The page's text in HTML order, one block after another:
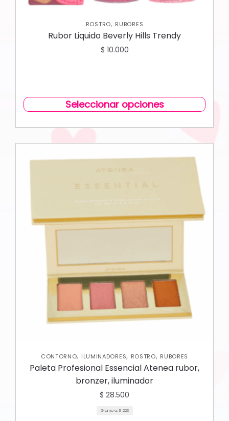
ROSTRO, RUBORES
Rubor Liquido Beverly Hills Trendy
$ 10.000
Seleccionar opciones
CONTORNO, ILUMINADORES, ROSTRO, RUBORES
Paleta Profesional Essencial Atenea rubor,
bronzer, iluminador
$ 28.500
Gramo a: $ 223